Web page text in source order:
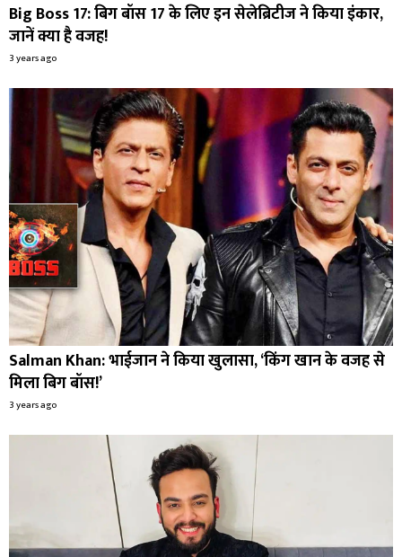
Big Boss 17: बिग बॉस 17 के लिए इन सेलेब्रिटीज ने किया इंकार,
जानें क्या है वजह!
3 years ago
Salman Khan: भाईजान ने किया खुलासा, ‘किंग खान के वजह से
मिला बिग बॉस!’
3 years ago